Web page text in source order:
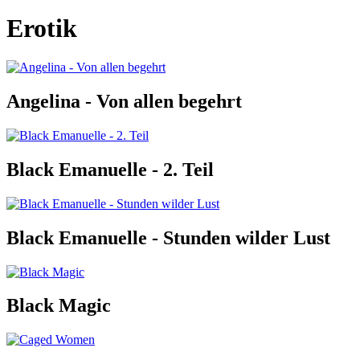
Erotik
Angelina - Von allen begehrt
Black Emanuelle - 2. Teil
Black Emanuelle - Stunden wilder Lust
Black Magic